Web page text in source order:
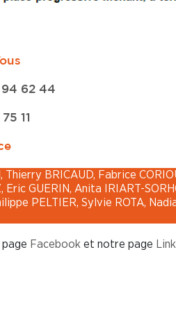
94 62 44
11
Thierry BRICAUD, Fabrice
GUERIN, Anita IRIART-
PELTIER, Sylvie ROTA,
Facebook et notre page